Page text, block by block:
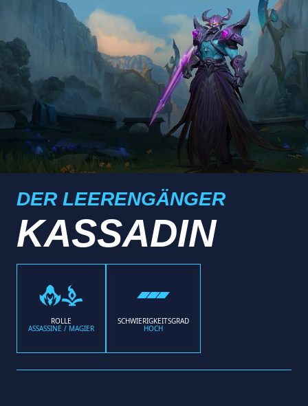
DER LEERENGÄNGER
KASSADIN
ROLLE
ASSASSINE / MAGIER
SCHWIERIGKEITSGRAD
HOCH